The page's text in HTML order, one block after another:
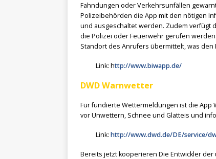
Fahndungen oder Verkehrsunfällen
Polizeibehörden die App mit den nötigen
und ausgeschaltet werden. Zudem verfügt
die Polizei oder Feuerwehr gerufen
Standort des Anrufers übermittelt, was
Link: http://www.biwapp.de/
DWD Warnwetter
Für fundierte Wettermeldungen ist die App
vor Unwettern, Schnee und Glatteis und
Link: http://www.dwd.de/DE/service/
Bereits jetzt kooperieren Die Entwickler